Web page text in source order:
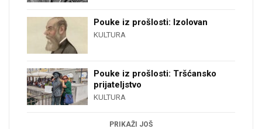
Pouke iz prošlosti: Izolovan
KULTURA
Pouke iz prošlosti: Tršćansko
prijateljstvo
KULTURA
PRIKAŽI JOŠ